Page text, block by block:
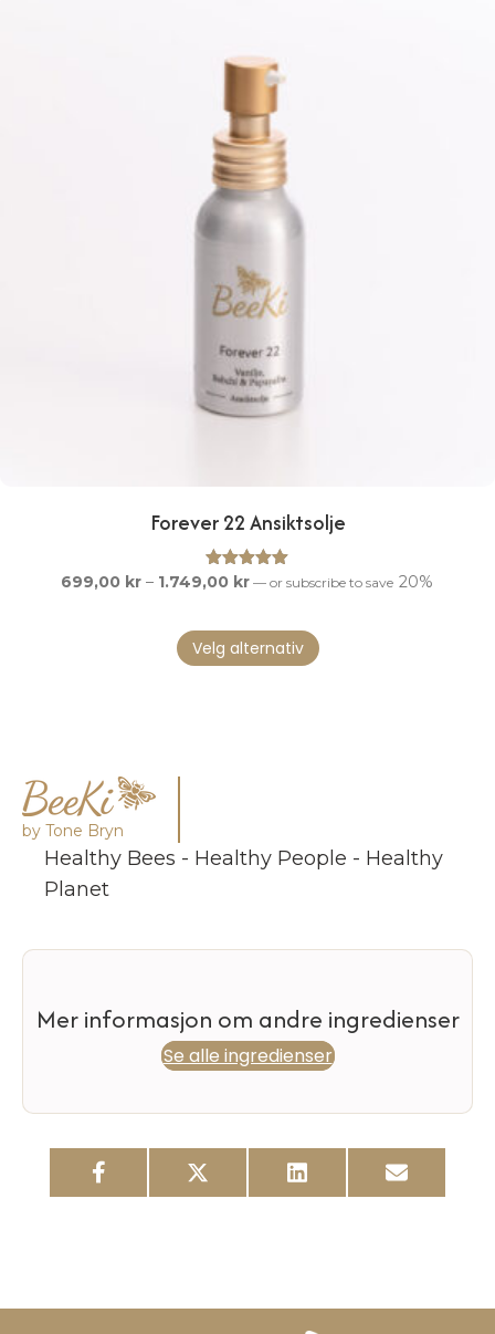
Forever 22 Ansiktsolje
Vurdert5.00
699,00 kr – 1.749,00 krPrisområde:
til
1.749,00 kr
— or subscribe to save 20%
Velg alternativ
produktet
produktsiden
by Tone Bryn
Healthy Bees - Healthy People - Healthy
Planet
Mer informasjon om andre ingredienser
Se alle ingredienser